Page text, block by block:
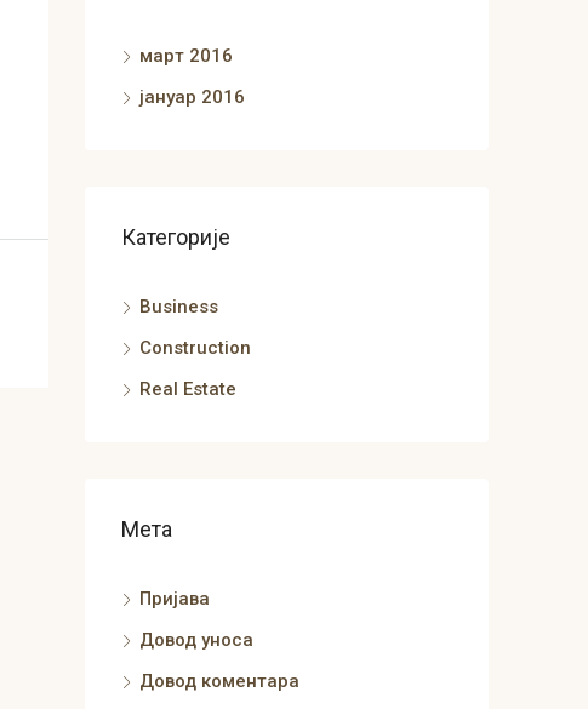
март 2016
јануар 2016
Категорије
Business
Construction
Real Estate
Мета
Пријава
Довод уноса
Довод коментара